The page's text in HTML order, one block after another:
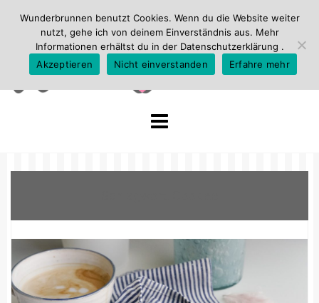
Wunderbrunnen benutzt Cookies. Wenn du die Website weiter
nutzt, gehe ich von deinem Einverständnis aus. Mehr
Informationen erhältst du in der Datenschutzerklärung .
Akzeptieren
Nicht einverstanden Erfahre mehr